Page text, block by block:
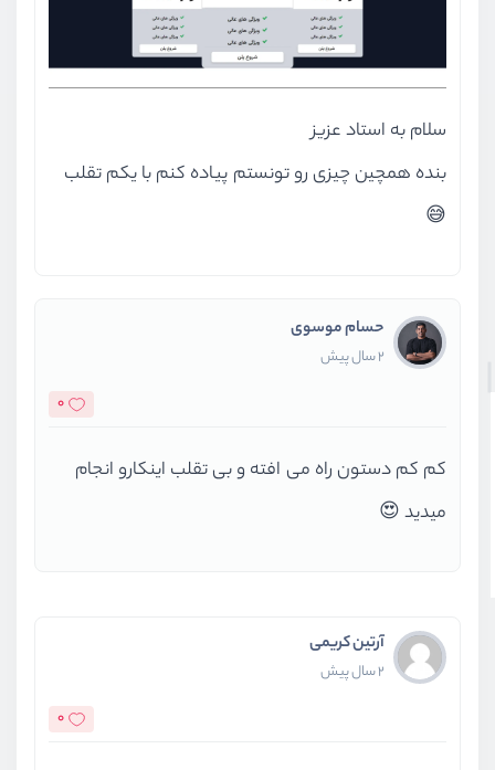
سلام به استاد عزیز
بنده همچین چیزی رو تونستم پیاده کنم با یکم تقلب
😅
حسام موسوی
2 سال پیش
0
کم کم دستون راه می افته و بی تقلب اینکارو انجام
میدید 😍
آرتین کریمی
2 سال پیش
0